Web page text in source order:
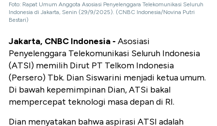
Foto: Rapat Umum Anggota Asosiasi Penyelenggara Telekomunikasi Seluruh
Indonesia di Jakarta, Senin (29/9/2025). (CNBC Indonesia/Novina Putri
Bestari)
Jakarta, CNBC Indonesia - Asosiasi
Penyelenggara Telekomunikasi Seluruh Indonesia
(ATSI) memilih Dirut PT Telkom Indonesia
(Persero) Tbk. Dian Siswarini menjadi ketua umum.
Di bawah kepemimpinan Dian, ATSi bakal
mempercepat teknologi masa depan di RI.
Dian menyatakan bahwa aspirasi ATSI adalah